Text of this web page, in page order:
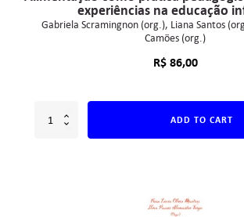
experiências na educação
Gabriela Scramingnon (org.) Liana Santos
Camões (org.)
R$86,00
ADD TO CART